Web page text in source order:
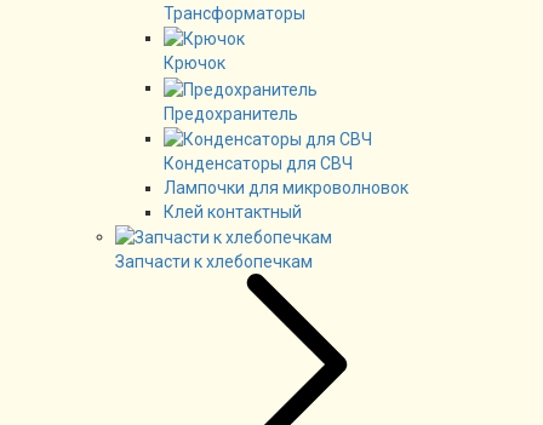
Трансформаторы
Крючок
Предохранитель
Конденсаторы для СВЧ
Лампочки для микроволновок
Клей контактный
Запчасти к хлебопечкам